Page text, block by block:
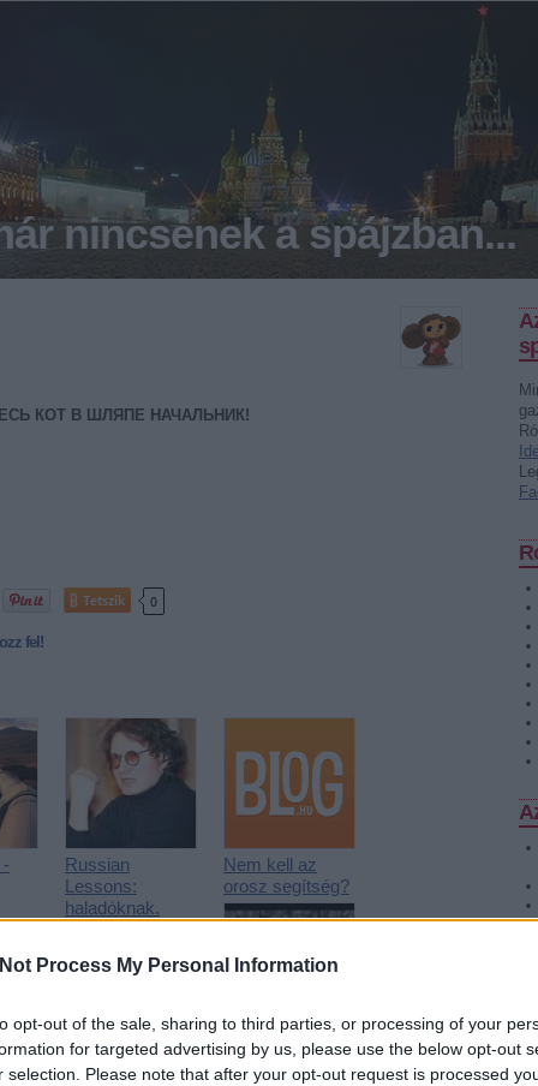
Process My Personal Information
opt-out of the sale, sharing to third parties, or processing of your
for targeted advertising by us, please use the below opt-out
selection. Please note that after your opt-out request is processed
nincsenek a spájzban...
КОТ В ШЛЯПЕ НАЧАЛЬНИК!
Tetszik 0
fel!
Russian
Lessons:
haladóknak.
Olga Konszkaja
Nem kell az
orosz segítség?
Andrew Vajna és
a Jégmezők